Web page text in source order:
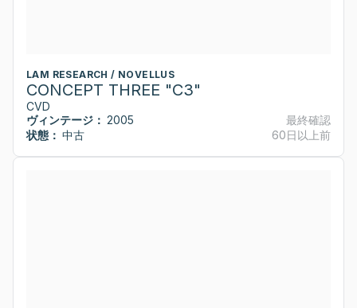
LAM RESEARCH / NOVELLUS
CONCEPT THREE "C3"
CVD
ヴィンテージ： 2005
状態： 中古
最終確認
60日以上前